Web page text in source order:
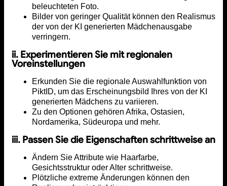
beleuchteten Foto.
Bilder von geringer Qualität können den Realismus
der von der KI generierten Mädchenausgabe
verringern.
ii. Experimentieren Sie mit regionalen
Voreinstellungen
Erkunden Sie die regionale Auswahlfunktion von
PiktID, um das Erscheinungsbild Ihres von der KI
generierten Mädchens zu variieren.
Zu den Optionen gehören Afrika, Ostasien,
Nordamerika, Südeuropa und mehr.
iii. Passen Sie die Eigenschaften schrittweise an
Ändern Sie Attribute wie Haarfarbe,
Gesichtsstruktur oder Alter schrittweise.
Plötzliche extreme Änderungen können den